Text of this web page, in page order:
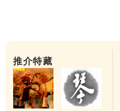
推介特藏